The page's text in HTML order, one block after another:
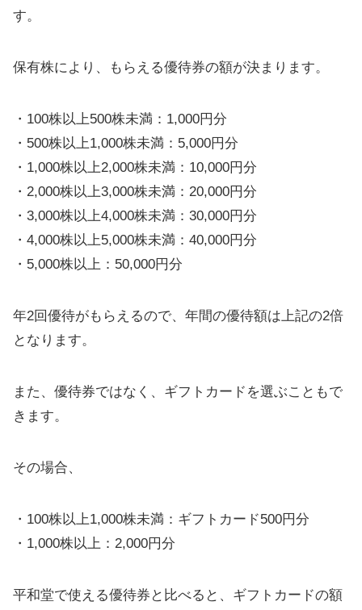
す。
保有株により、もらえる優待券の額が決まります。
・100株以上500株未満：1,000円分
・500株以上1,000株未満：5,000円分
・1,000株以上2,000株未満：10,000円分
・2,000株以上3,000株未満：20,000円分
・3,000株以上4,000株未満：30,000円分
・4,000株以上5,000株未満：40,000円分
・5,000株以上：50,000円分
年2回優待がもらえるので、年間の優待額は上記の2倍
となります。
また、優待券ではなく、ギフトカードを選ぶこともで
きます。
その場合、
・100株以上1,000株未満：ギフトカード500円分
・1,000株以上：2,000円分
平和堂で使える優待券と比べると、ギフトカードの額